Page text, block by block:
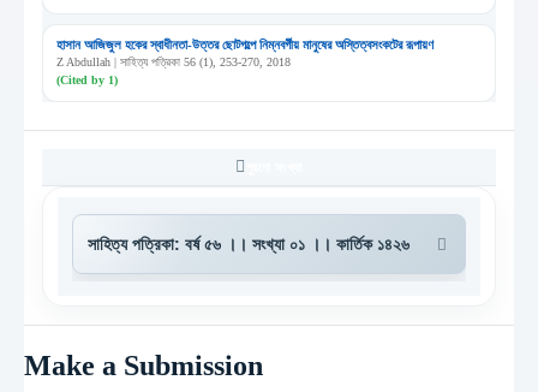
হাসান আজিজুল হকের স্বাধীনতা-উত্তর ছোটগল্পে নিম্নবর্গীয় মানুষের অস্তিত্বসংকটের রূপায়ণ
Z Abdullah | সাহিত্য পত্রিকা 56 (1), 253-270, 2018
(Cited by 1)
Make a Submission